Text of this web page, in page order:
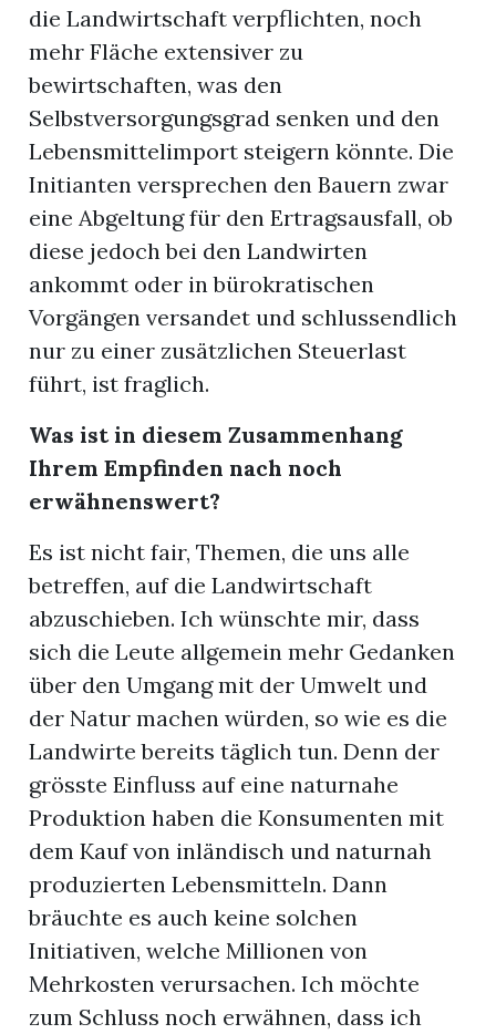
die Landwirtschaft verpflichten, noch
mehr Fläche extensiver zu
bewirtschaften, was den
Selbstversorgungsgrad senken und den
Lebensmittelimport steigern könnte. Die
Initianten versprechen den Bauern zwar
eine Abgeltung für den Ertragsausfall, ob
diese jedoch bei den Landwirten
ankommt oder in bürokratischen
Vorgängen versandet und schlussendlich
nur zu einer zusätzlichen Steuerlast
führt, ist fraglich.
Was ist in diesem Zusammenhang
Ihrem Empfinden nach noch
erwähnenswert?
Es ist nicht fair, Themen, die uns alle
betreffen, auf die Landwirtschaft
abzuschieben. Ich wünschte mir, dass
sich die Leute allgemein mehr Gedanken
über den Umgang mit der Umwelt und
der Natur machen würden, so wie es die
Landwirte bereits täglich tun. Denn der
grösste Einfluss auf eine naturnahe
Produktion haben die Konsumenten mit
dem Kauf von inländisch und naturnah
produzierten Lebensmitteln. Dann
bräuchte es auch keine solchen
Initiativen, welche Millionen von
Mehrkosten verursachen. Ich möchte
zum Schluss noch erwähnen, dass ich